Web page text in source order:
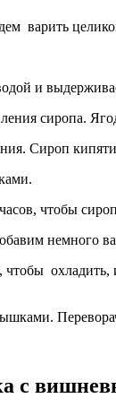
и
сиропа.
Сироп
чтобы
немного
с